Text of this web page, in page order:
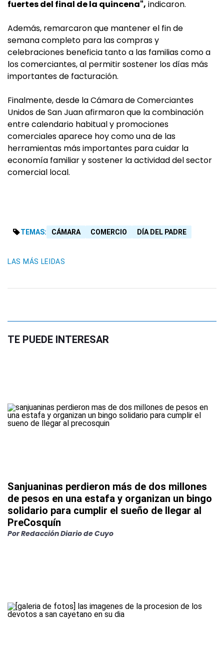
fuertes del final de la quincena", indicaron.
Además, remarcaron que mantener el fin de
semana completo para las compras y
celebraciones beneficia tanto a las familias como a
los comerciantes, al permitir sostener los días más
importantes de facturación.
Finalmente, desde la Cámara de Comerciantes
Unidos de San Juan afirmaron que la combinación
entre calendario habitual y promociones
comerciales aparece hoy como una de las
herramientas más importantes para cuidar la
economía familiar y sostener la actividad del sector
comercial local.
TEMAS: CÁMARA COMERCIO DÍA DEL PADRE
LAS MÁS LEIDAS
TE PUEDE INTERESAR
Sanjuaninas perdieron más de dos millones
de pesos en una estafa y organizan un bingo
solidario para cumplir el sueño de llegar al
PreCosquín
PorRedacción Diario de Cuyo